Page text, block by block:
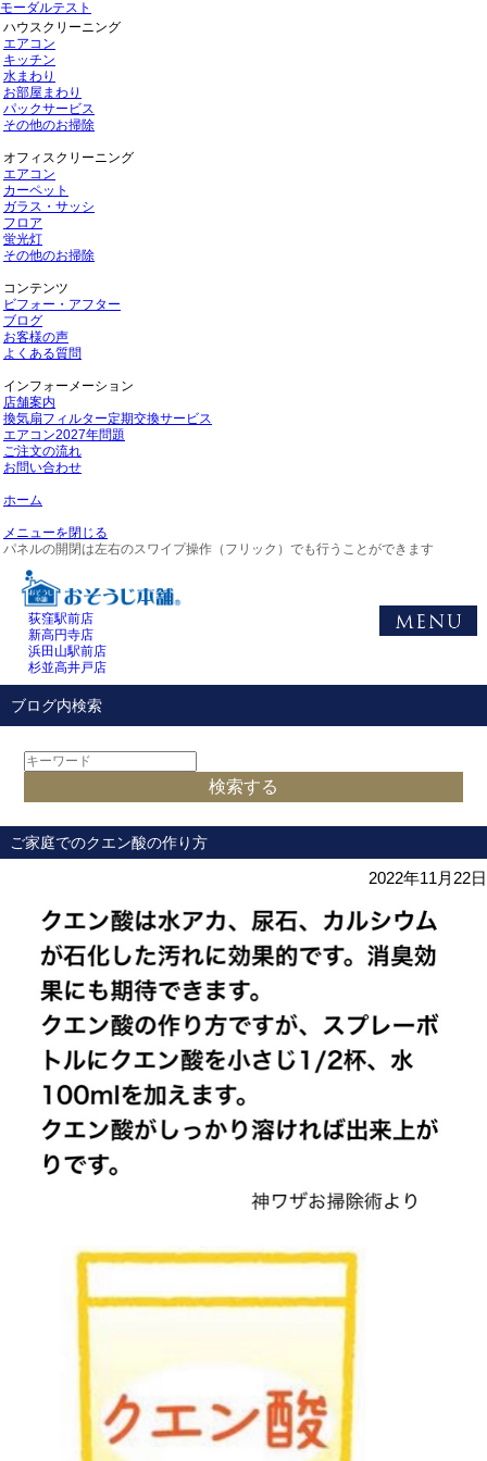
モーダルテスト
ハウスクリーニング
エアコン
キッチン
水まわり
お部屋まわり
パックサービス
その他のお掃除
オフィスクリーニング
エアコン
カーペット
ガラス・サッシ
フロア
蛍光灯
その他のお掃除
コンテンツ
ビフォー・アフター
ブログ
お客様の声
よくある質問
インフォーメーション
店舗案内
換気扇フィルター定期交換サービス
エアコン2027年問題
ご注文の流れ
お問い合わせ
ホーム
メニューを閉じる
パネルの開閉は左右のスワイプ操作（フリック）でも行うことができます
荻窪駅前店
新高円寺店
浜田山駅前店
杉並高井戸店
ブログ内検索
ご家庭でのクエン酸の作り方
2022年11月22日